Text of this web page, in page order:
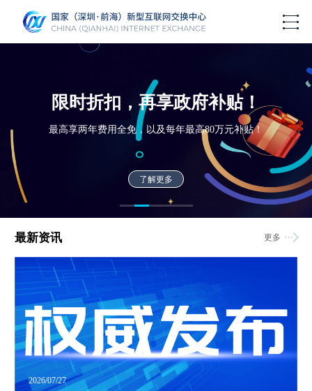
限时折扣，再享政府补贴！
最高享两年费用全免，以及每年最高80万元补贴！
了解更多
最新资讯 更多
2026/07/27